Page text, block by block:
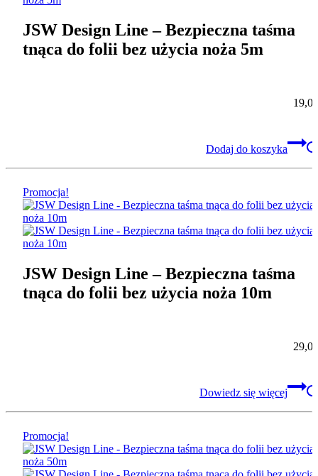
JSW Design Line – Bezpieczna taśma
tnąca do folii bez użycia noża 5m
Dodaj do koszyka
Promocja!
JSW Design Line – Bezpieczna taśma
tnąca do folii bez użycia noża 10m
Dowiedz się więcej
Promocja!